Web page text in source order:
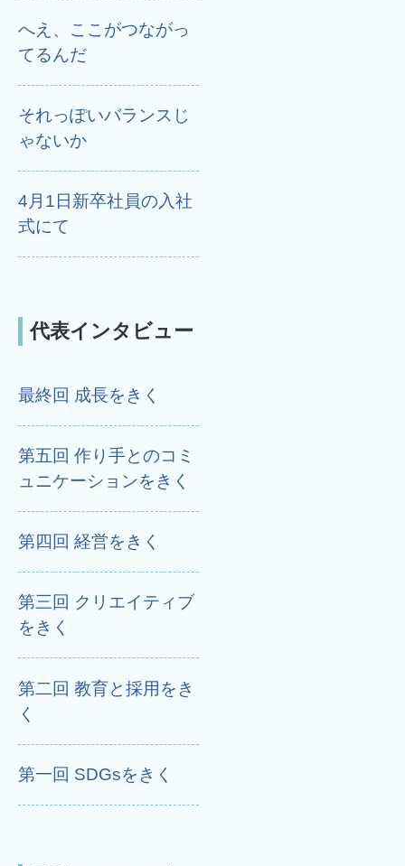
へえ、ここがつながっ
てるんだ
それっぽいバランスじ
ゃないか
4月1日新卒社員の入社
式にて
代表インタビュー
最終回 成長をきく
第五回 作り手とのコミ
ュニケーションをきく
第四回 経営をきく
第三回 クリエイティブ
をきく
第二回 教育と採用をき
く
第一回 SDGsをきく